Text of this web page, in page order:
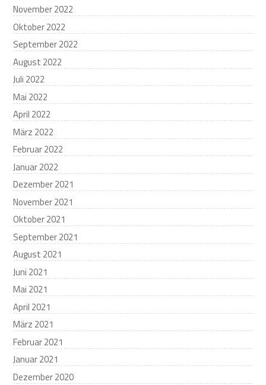
November 2022
Oktober 2022
September 2022
August 2022
Juli 2022
Mai 2022
April 2022
März 2022
Februar 2022
Januar 2022
Dezember 2021
November 2021
Oktober 2021
September 2021
August 2021
Juni 2021
Mai 2021
April 2021
März 2021
Februar 2021
Januar 2021
Dezember 2020